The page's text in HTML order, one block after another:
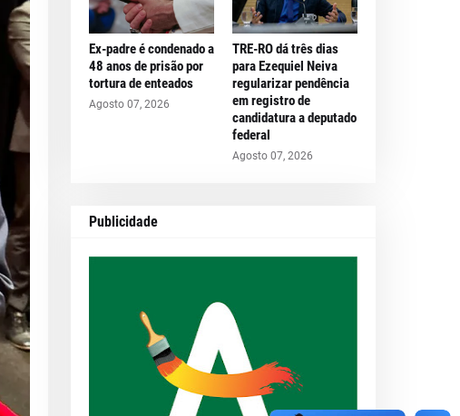
Ex-padre é condenado a
48 anos de prisão por
tortura de enteados
Agosto 07, 2026
TRE-RO dá três dias
para Ezequiel Neiva
regularizar pendência
em registro de
candidatura a deputado
federal
Agosto 07, 2026
Publicidade